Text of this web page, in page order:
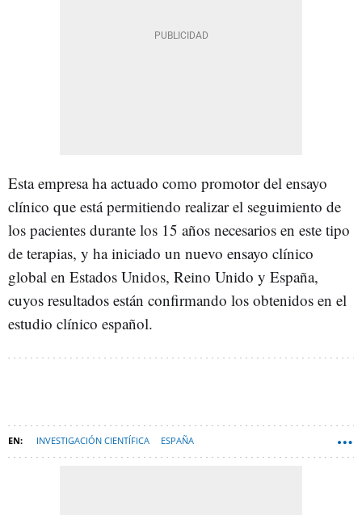
Esta empresa ha actuado como promotor del ensayo
clínico que está permitiendo realizar el seguimiento de
los pacientes durante los 15 años necesarios en este tipo
de terapias, y ha iniciado un nuevo ensayo clínico
global en Estados Unidos, Reino Unido y España,
cuyos resultados están confirmando los obtenidos en el
estudio clínico español.
INVESTIGACIÓN CIENTÍFICA ESPAÑA